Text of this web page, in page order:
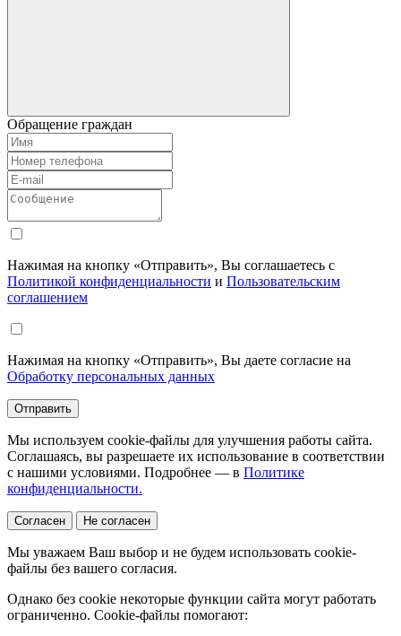
Обращение граждан
Нажимая на кнопку «Отправить», Вы соглашаетесь с
Политикой конфиденциальности и Пользовательским
соглашением
Нажимая на кнопку «Отправить», Вы даете согласие на
Обработку персональных данных
Отправить
Мы используем cookie-файлы для улучшения работы сайта.
Соглашаясь, вы разрешаете их использование в соответствии
с нашими условиями. Подробнее — в Политике
конфиденциальности.
Согласен Не согласен
Мы уважаем Ваш выбор и не будем использовать cookie-
файлы без вашего согласия.
Однако без cookie некоторые функции сайта могут работать
ограниченно. Cookie-файлы помогают: